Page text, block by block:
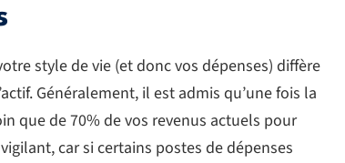
style de vie (et donc vos dépenses) diffère
Généralement, il est admis qu’une fois la
que de 70% de vos revenus actuels pour
car si certains postes de dépenses